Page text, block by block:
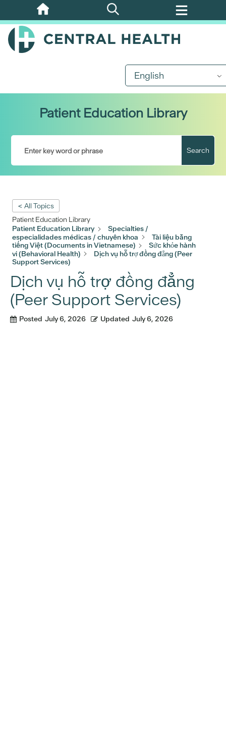
Skip
to
main
English
Patient Education Library
Search
< All Topics
Patient Education Library
Patient Education Library
Specialties /
especialidades médicas / chuyên khoa
Tài liệu bằng
tiếng Việt (Documents in Vietnamese)
Sức khỏe hành
vi (Behavioral Health)
Dịch vụ hỗ trợ đồng đẳng (Peer
Support Services)
Dịch vụ hỗ trợ đồng đẳng
(Peer Support Services)
Posted July 6, 2026 Updated July 6, 2026